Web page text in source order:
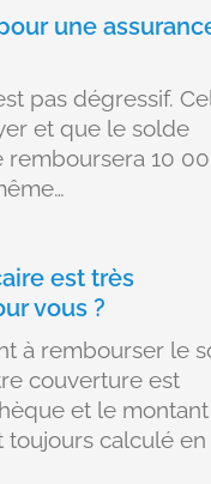
une
pas dégressif.
et que le solde
10
est très
vous ?
à rembourser le
couverture est
et le
toujours calculé en